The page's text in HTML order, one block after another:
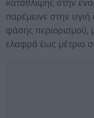
κατάθλιψης στην
παρέμεινε στην υγιή
φάσης περιορισμού,
ελαφρά έως μέτρια